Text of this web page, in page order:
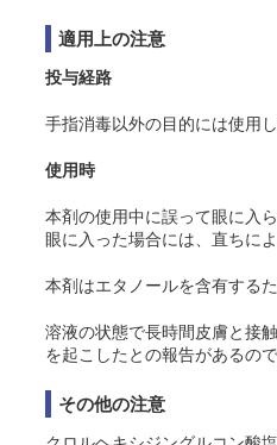
適用上の注意
投与経路
手指消毒以外の目的には使用し
使用時
本剤の使用中に誤って眼に入
眼に入った場合には、直ちに
本剤はエタノールを含有する
溶液の状態で長時間皮膚と接
を起こしたとの報告があるの
その他の注意